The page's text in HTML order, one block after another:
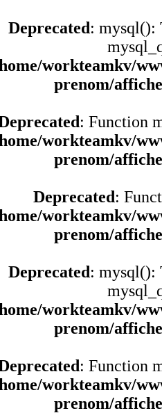
Deprecated: mysql():
workteamkv/
prenom/
: Function
workteamkv/
prenom/
Deprecated:
workteamkv/
prenom/
Deprecated: mysql():
workteamkv/
prenom/
: Function
workteamkv/
prenom/